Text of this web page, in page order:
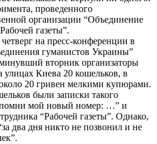
проведенного
организации “Объединение
газеты”.
на пресс-конференции в
гуманистов Украины”
вторник организаторы
улицах Киева 20 кошельков, в
20 гривен мелкими купюрами.
были записки такого
мой новый номер: …” и
“Рабочей газеты”. Однако,
два дня никто не позвонил и не